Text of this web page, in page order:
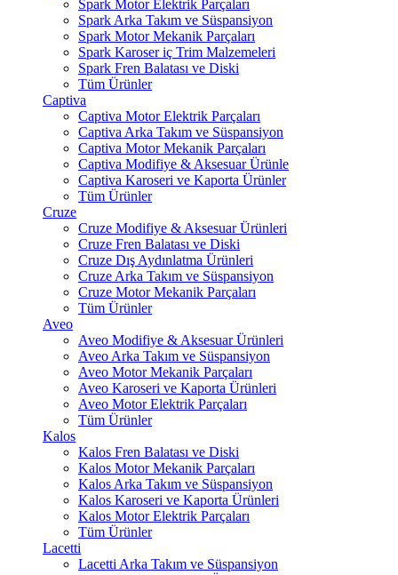
Spark Motor Elektrik Parçaları
Spark Arka Takım ve Süspansiyon
Spark Motor Mekanik Parçaları
Spark Karoser iç Trim Malzemeleri
Spark Fren Balatası ve Diski
Tüm Ürünler
Captiva
Captiva Motor Elektrik Parçaları
Captiva Arka Takım ve Süspansiyon
Captiva Motor Mekanik Parçaları
Captiva Modifiye & Aksesuar Ürünle
Captiva Karoseri ve Kaporta Ürünler
Tüm Ürünler
Cruze
Cruze Modifiye & Aksesuar Ürünleri
Cruze Fren Balatası ve Diski
Cruze Dış Aydınlatma Ürünleri
Cruze Arka Takım ve Süspansiyon
Cruze Motor Mekanik Parçaları
Tüm Ürünler
Aveo
Aveo Modifiye & Aksesuar Ürünleri
Aveo Arka Takım ve Süspansiyon
Aveo Motor Mekanik Parçaları
Aveo Karoseri ve Kaporta Ürünleri
Aveo Motor Elektrik Parçaları
Tüm Ürünler
Kalos
Kalos Fren Balatası ve Diski
Kalos Motor Mekanik Parçaları
Kalos Arka Takım ve Süspansiyon
Kalos Karoseri ve Kaporta Ürünleri
Kalos Motor Elektrik Parçaları
Tüm Ürünler
Lacetti
Lacetti Arka Takım ve Süspansiyon